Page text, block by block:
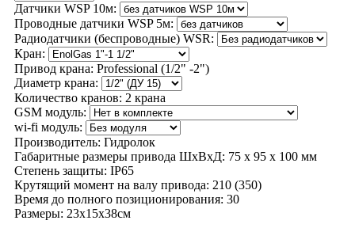
Датчики WSP 10м:
Проводные датчики WSP 5м:
Радиодатчики (беспроводные) WSR:
Кран:
Привод крана: Professional (1/2" -2")
Диаметр крана:
Количество кранов: 2 крана
GSM модуль:
wi-fi модуль:
Производитель: Гидролок
Габаритные размеры привода ШхВхД: 75 х 95 х 100 мм
Степень защиты: IP65
Крутящий момент на валу привода: 210 (350)
Время до полного позиционирования: 30
Размеры: 23х15х38см